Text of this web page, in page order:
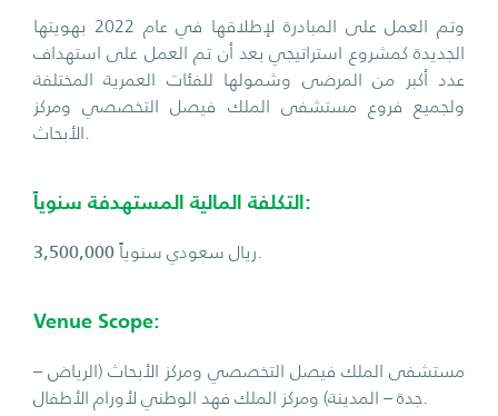
وتم العمل على المبادرة لإطلاقها في عام 2022 بهويتها
الجديدة كمشروع استراتيجي بعد أن تم العمل على استهداف
عدد أكبر من المرضى وشمولها للفئات العمرية المختلفة
ولجميع فروع مستشفى الملك فيصل التخصصي ومركز
الأبحاث.
التكلفة المالية المستهدفة سنوياً:
3,500,000 ريال سعودي سنوياً.
Venue Scope:
مستشفى الملك فيصل التخصصي ومركز الأبحاث (الرياض –
جدة – المدينة) ومركز الملك فهد الوطني لأورام الأطفال.